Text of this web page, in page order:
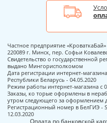
Частное предприятие «КроваткаБай»
220089 г. Минск, пер. Софьи
Свидетельство о государственной
выдано Мингорисполкомом
Дата регистрации интернет-
Республики Беларусь - 04.05.2020
Режим работы интернет-магазина с
Заказы, ко торые оформлены в
утром следующего за оформлением
Регистрационный номер в БелГИЭ -
12.03.2020
Оплата по банковской